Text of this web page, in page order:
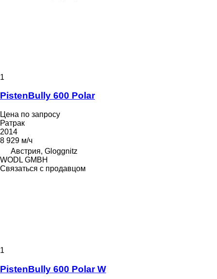
1
PistenBully 600 Polar
Цена по запросу
Ратрак
2014
8 929 м/ч
Австрия, Gloggnitz
WODL GMBH
Связаться с продавцом
1
PistenBully 600 Polar W